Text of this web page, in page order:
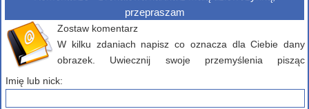
przepraszam
Zostaw komentarz
W kilku zdaniach napisz co oznacza dla Ciebie dany
obrazek. Uwiecznij swoje przemyślenia pisząc
Imię lub nick: